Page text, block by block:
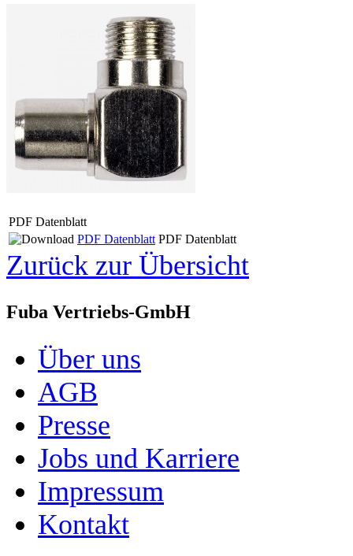
PDF Datenblatt
PDF Datenblatt PDF Datenblatt
Zurück zur Übersicht
Fuba Vertriebs-GmbH
Über uns
AGB
Presse
Jobs und Karriere
Impressum
Kontakt